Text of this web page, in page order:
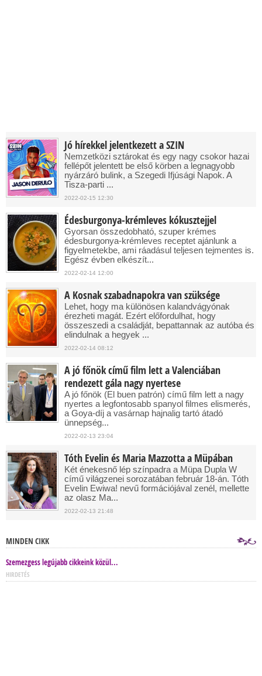
Jó hírekkel jelentkezett a SZIN
Nemzetközi sztárokat és egy nagy csokor hazai
fellépőt jelentett be első körben a legnagyobb
nyárzáró bulink, a Szegedi Ifjúsági Napok. A
Tisza-parti ...
2022-02-15 12:30
Édesburgonya-krémleves kókusztejjel
Gyorsan összedobható, szuper krémes
édesburgonya-krémleves receptet ajánlunk a
figyelmetekbe, ami ráadásul teljesen tejmentes is.
Egész évben elkészít...
2022-02-14 12:00
A Kosnak szabadnapokra van szüksége
Lehet, hogy ma különösen kalandvágyónak
érezheti magát. Ezért előfordulhat, hogy
összeszedi a családját, bepattannak az autóba és
elindulnak a hegyek ...
2022-02-14 08:12
A jó főnök című film lett a Valenciában
rendezett gála nagy nyertese
A jó főnök (El buen patrón) című film lett a nagy
nyertes a legfontosabb spanyol filmes elismerés,
a Goya-díj a vasárnap hajnalig tartó átadó
ünnepség...
2022-02-13 23:04
Tóth Evelin és Maria Mazzotta a Müpában
Két énekesnő lép színpadra a Müpa Dupla W
című világzenei sorozatában február 18-án. Tóth
Evelin Ewiwa! nevű formációjával zenél, mellette
az olasz Ma...
2022-02-13 21:48
MINDEN CIKK
Szemezgess legújabb cikkeink közül...
HIRDETÉS